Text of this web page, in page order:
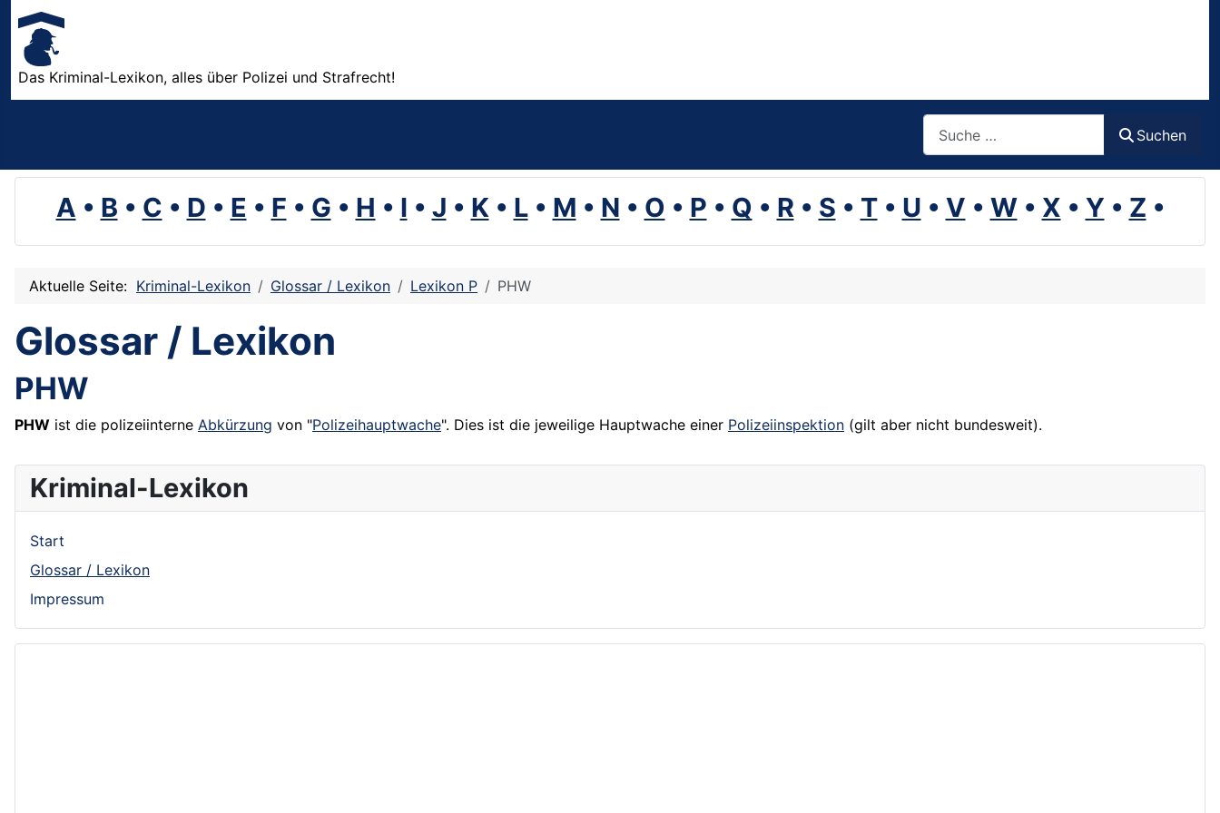
Das Kriminal-Lexikon, alles über Polizei und Strafrecht!
Suchen
A • B • C • D • E • F • G • H • I • J • K• L• M • N • O • P • Q • R• S • T• U • V • W• X • Y • Z •
Aktuelle Seite: Kriminal-Lexikon Glossar / Lexikon Lexikon P PHW
Glossar / Lexikon
PHW
PHW ist die polizeiinterne Abkürzung von "Polizeihauptwache". Dies ist die jeweilige Hauptwache einer Polizeiinspektion (gilt aber nicht bundesweit).
Kriminal-Lexikon
Start
Glossar / Lexikon
Impressum